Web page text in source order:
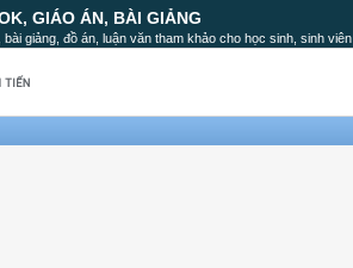
GIÁO ÁN, BÀI GIẢNG
giảng, đồ án, luận văn tham khảo cho học sinh, sinh viên